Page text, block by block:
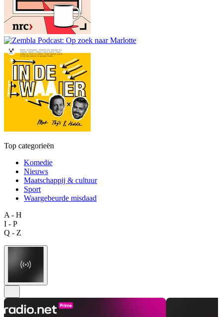
Top categorieën
Komedie
Nieuws
Maatschappij & cultuur
Sport
Waargebeurde misdaad
A - H
I - P
Q - Z